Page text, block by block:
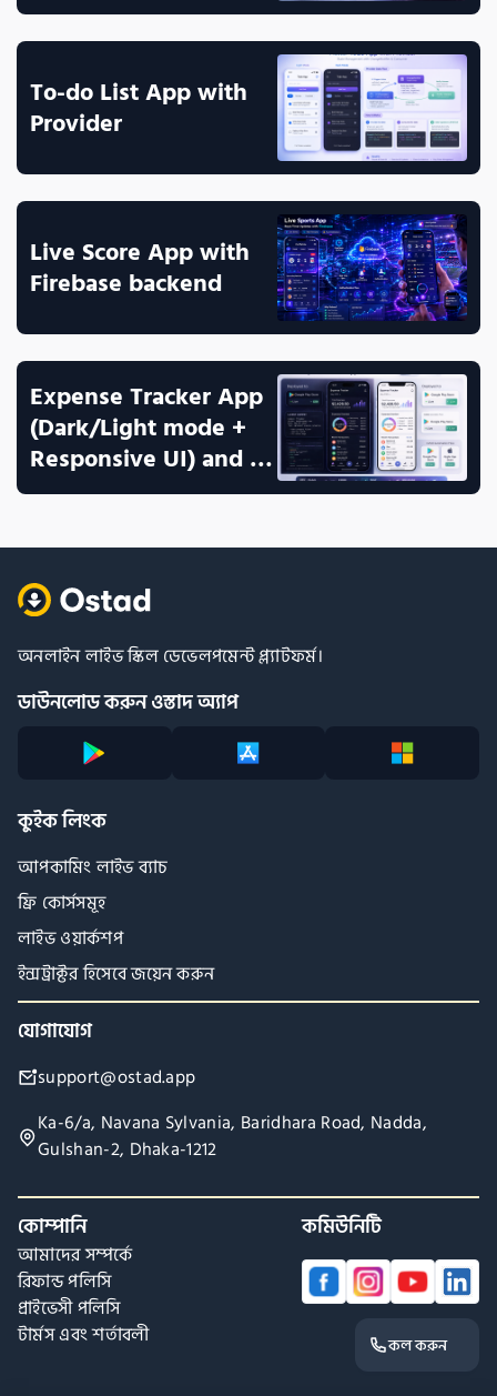
To-do List App with
Provider
Live Score App with
Expense Tracker App
(Dark/Light mode +
Responsive UI) and
publish it
অনলাইন লাইভ স্কিল ডেভেলপমেন্ট প্ল্যাটফর্ম।
ডাউনলোড করুন ওস্তাদ অ্যাপ
কুইক লিংক
আপকামিং লাইভ ব্যাচ
ফ্রি কোর্সসমূহ
লাইভ ওয়ার্কশপ
ইন্সট্রাক্টর হিসেবে জয়েন করুন
যোগাযোগ
support@ostad.app
Ka-6/a, Navana Sylvania, Baridhara Road, Nadda,
Gulshan-2, Dhaka-1212
কোম্পানি
আমাদের সম্পর্কে
রিফান্ড পলিসি
প্রাইভেসী পলিসি
টার্মস এবং শর্তাবলী
কমিউনিটি
কল করুন